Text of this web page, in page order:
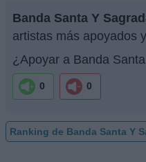
Banda Santa Y
artistas más apoyados
¿Apoyar a Banda
0 0
Ranking de Banda Santa Y